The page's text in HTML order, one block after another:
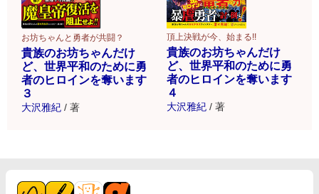
お坊ちゃんと勇者が共闘？
貴族のお坊ちゃんだけ
ど、世界平和のために勇
者のヒロインを奪います
３
大沢雅紀 / 著
頂上決戦が今、始まる!!
貴族のお坊ちゃんだけ
ど、世界平和のために勇
者のヒロインを奪います
４
大沢雅紀 / 著